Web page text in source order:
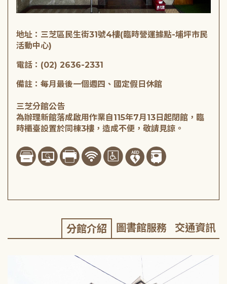
地址：三芝區民生街31號4樓(臨時營運據點-埔坪市民
活動中心)
電話：(02) 2636-2331
備註：每月最後一個週四、國定假日休館
三芝分館公告
為辦理新館落成啟用作業自115年7月13日起閉館，臨
時櫃臺設置於同棟3樓，造成不便，敬請見諒。
分館介紹 圖書館服務 交通資訊